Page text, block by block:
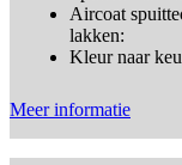
Aircoat
lakken:
Kleur naar
Meer informatie